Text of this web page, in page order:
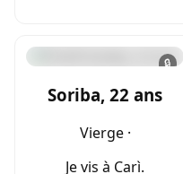
🔒
Soriba, 22 ans
Vierge ·
Je vis à Carì.